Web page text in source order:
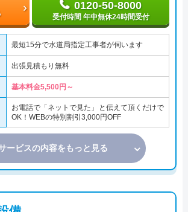
0120-50-8000
受付時間 年中無休24時間受付
最短15分で水道局指定工事者が伺います
出張見積もり無料
基本料金5,500円～
お電話で「ネットで見た」と伝えて頂くだけで
OK！WEBの特別割引3,000円OFF
ービスの内容をもっと見る